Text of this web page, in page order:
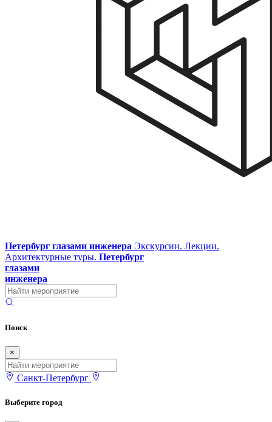
Петербург глазами инженера Экскурсии. Лекции.
Архитектурные туры. Петербург
глазами
инженера
Поиск
×
Санкт-Петербург
Выберите город